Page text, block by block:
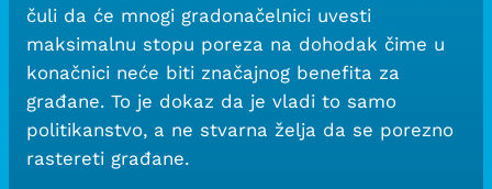
čuli da će mnogi gradonačelnici uvesti
maksimalnu stopu poreza na dohodak čime u
konačnici neće biti značajnog benefita za
građane. To je dokaz da je vladi to samo
politikanstvo, a ne stvarna želja da se porezno
rastereti građane.